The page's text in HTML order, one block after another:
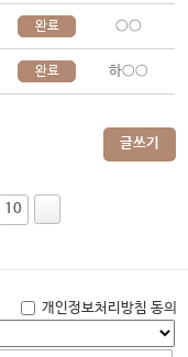
완료 ○○
완료 하○○
글쓰기
10
개인정보처리방침 동의